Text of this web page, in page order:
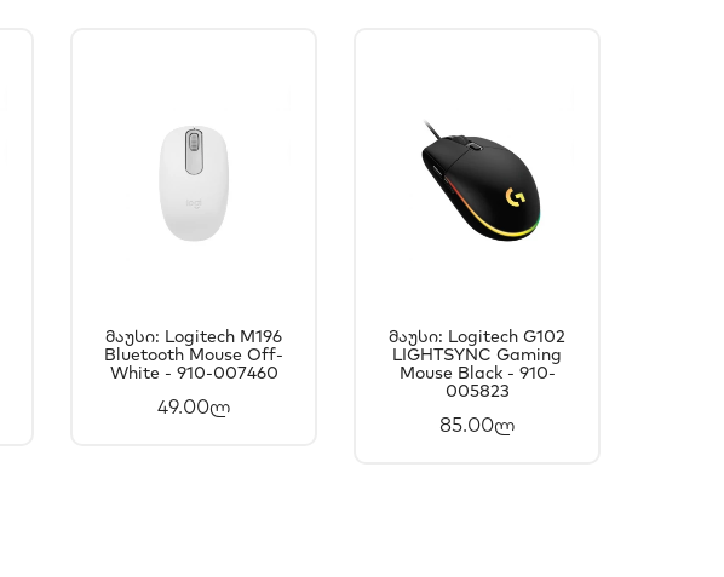
ᲙᲐᲚᲐᲗᲐᲨᲘ
ᲓᲐᲛᲐᲢᲔᲑᲐ
Მაუსი: Logitech M196
Bluetooth Mouse Off-
White - 910-007460
49.00ლ
ᲙᲐᲚᲐᲗᲐᲨᲘ
ᲓᲐᲛᲐᲢᲔᲑᲐ
Მაუსი: Logitech G102
LIGHTSYNC Gaming
Mouse Black - 910-
005823
85.00ლ